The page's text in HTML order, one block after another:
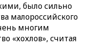
было сильно
малороссийского
многим
«хохлов», считая